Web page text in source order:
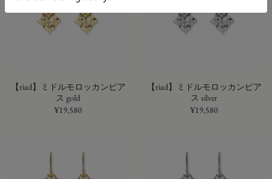
【riad】ミドルモロッカンピア
ス gold
¥19,580
【riad】ミドルモロッカンピア
ス silver
¥19,580